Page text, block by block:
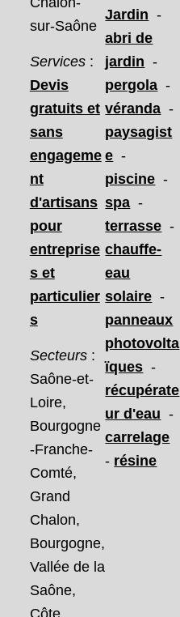
sur-Saône
Services:
Devis
gratuits et
sans
engageme
nt
d'artisans
pour
entreprise
s et
particulier
s
Secteurs :
Saône-et-
Loire,
Bourgogne
-Franche-
Comté,
Grand
Chalon,
Bourgogne,
Vallée de la
Saône,
Jardin -
abri de
jardin -
pergola -
véranda -
paysagist
e -
piscine -
spa -
terrasse -
chauffe-
eau
solaire -
panneaux
photovolta
ïques -
récupérate
ur d'eau -
carrelage
- résine